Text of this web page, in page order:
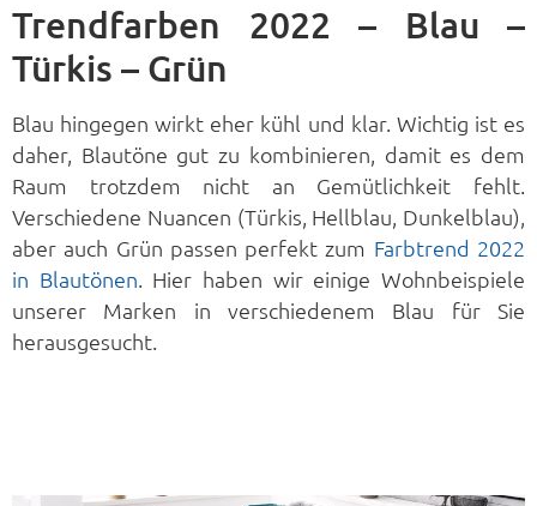
Trendfarben 2022 – Blau –
Türkis – Grün
Blau hingegen wirkt eher kühl und klar. Wichtig ist es
daher, Blautöne gut zu kombinieren, damit es dem
Raum trotzdem nicht an Gemütlichkeit fehlt.
Verschiedene Nuancen (Türkis, Hellblau, Dunkelblau),
aber auch Grün passen perfekt zum Farbtrend 2022
in Blautönen. Hier haben wir einige Wohnbeispiele
unserer Marken in verschiedenem Blau für Sie
herausgesucht.